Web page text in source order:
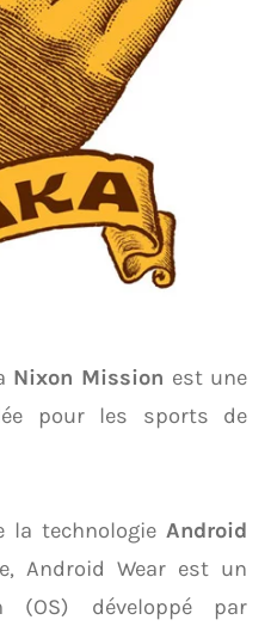
Nixon Mission est une
pour les sports de
la technologie Android
Android Wear est un
(OS) développé par